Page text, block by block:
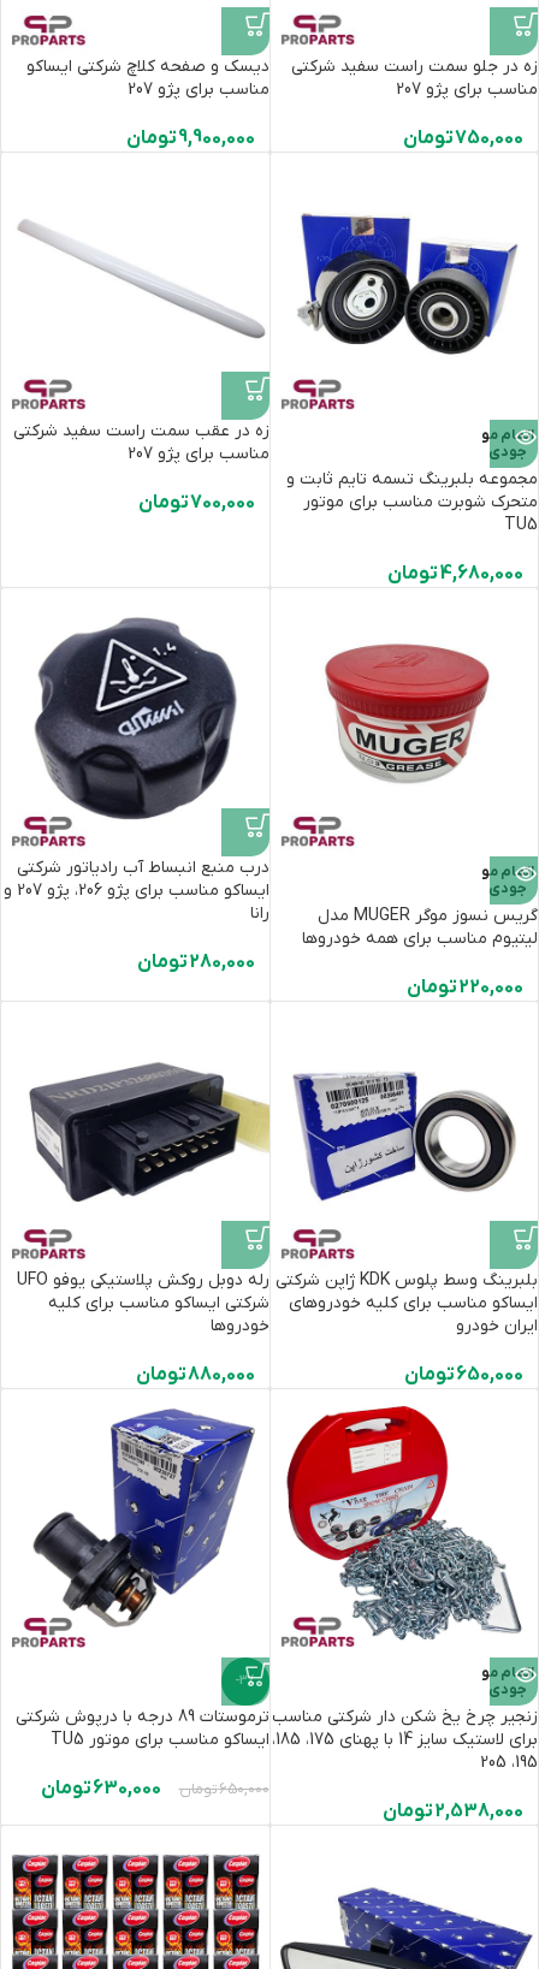
زه در جلو سمت راست سفید شرکتی
مناسب برای پژو 207
750,000تومان
دیسک و صفحه کلاچ شرکتی ایساکو
مناسب برای پژو 207
9,900,000تومان
اتمام مو
جودی
مجموعه بلبرینگ تسمه تایم ثابت و
متحرک شوبرت مناسب برای موتور
TU5
4,680,000تومان
زه در عقب سمت راست سفید شرکتی
مناسب برای پژو 207
700,000تومان
اتمام مو
جودی
گریس نسوز موگر MUGER مدل
لیتیوم مناسب برای همه خودروها
220,000تومان
درب منبع انبساط آب رادیاتور شرکتی
ایساکو مناسب برای پژو 206، پژو 207 و
رانا
280,000تومان
بلبرینگ وسط پلوس KDK ژاپن شرکتی
ایساکو مناسب برای کلیه خودروهای
ایران خودرو
650,000تومان
رله دوبل روکش پلاستیکی یوفو UFO
شرکتی ایساکو مناسب برای ‌کلیه
خودروها
880,000تومان
اتمام مو
جودی
زنجیر چرخ یخ شکن دار شرکتی مناسب
برای لاستیک سایز 14 با پهنای 175، 185،
195، 205
2,538,000تومان
-3%
ترموستات 89 درجه با درپوش شرکتی
ایساکو مناسب برای موتور TU5
650,000تومان 630,000تومان